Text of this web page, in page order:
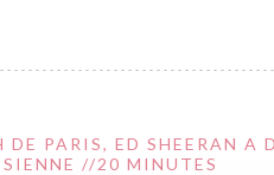
PARIS, ED SHEERAN A
//20 MINUTES